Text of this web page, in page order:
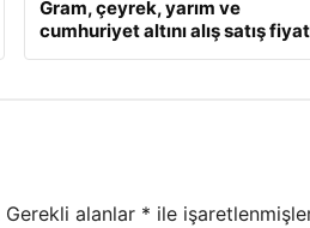
Gram, çeyrek, yarım ve
cumhuriyet altını alış satış
Gerekli alanlar * ile